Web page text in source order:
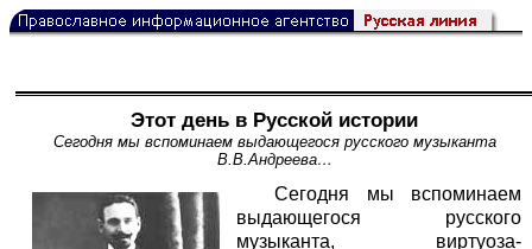
Этот день в Русской истории
Сегодня мы вспоминаем выдающегося русского музыканта
В.В.Андреева…
Сегодня мы вспоминаем
выдающегося русского
музыканта, виртуоза-